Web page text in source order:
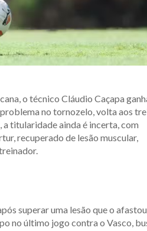
o técnico Cláudio Caçapa
no tornozelo, volta aos
titularidade ainda é incerta, com
recuperado de lesão muscular,
superar uma lesão que o
no último jogo contra o Vasco,